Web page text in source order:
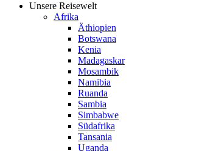
Unsere Reisewelt
Afrika
Äthiopien
Botswana
Kenia
Madagaskar
Mosambik
Namibia
Ruanda
Sambia
Simbabwe
Südafrika
Tansania
Uganda